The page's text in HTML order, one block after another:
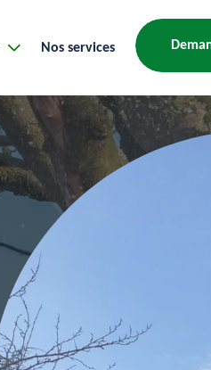
Nos services